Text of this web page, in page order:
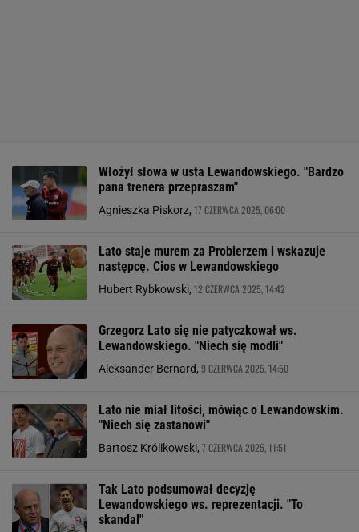
Włożył słowa w usta Lewandowskiego. "Bardzo
pana trenera przepraszam"
Agnieszka Piskorz, 17 CZERWCA 2025, 06:00
Lato staje murem za Probierzem i wskazuje
następcę. Cios w Lewandowskiego
Hubert Rybkowski, 12 CZERWCA 2025, 14:42
Grzegorz Lato się nie patyczkował ws.
Lewandowskiego. "Niech się modli"
Aleksander Bernard, 9 CZERWCA 2025, 14:50
Lato nie miał litości, mówiąc o Lewandowskim.
"Niech się zastanowi"
Bartosz Królikowski, 7 CZERWCA 2025, 11:51
Tak Lato podsumował decyzję
Lewandowskiego ws. reprezentacji. "To
skandal"